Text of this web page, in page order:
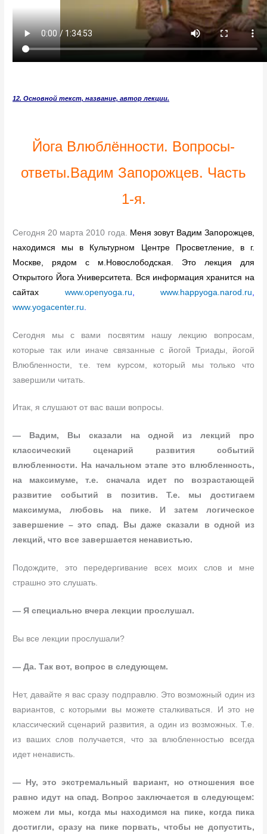
12. Основной текст, название, автор лекции.
Йога Влюблённости. Вопросы-
ответы.Вадим Запорожцев. Часть
1-я.
Сегодня 20 марта 2010 года. Меня зовут Вадим Запорожцев,
находимся мы в Культурном Центре Просветление, в г.
Москве, рядом с м.Новослободская. Это лекция для
Открытого Йога Университета. Вся информация хранится на
сайтах www.openyoga.ru www.happyoga.narod.ru
www.yogacenter.ru
Сегодня мы с вами посвятим нашу лекцию вопросам,
которые так или иначе связанные с йогой Триады, йогой
Влюбленности, т.е. тем курсом, который мы только что
завершили читать.
Итак, я слушают от вас ваши вопросы.
— Вадим, Вы сказали на одной из лекций про
классический сценарий развития событий
влюбленности. На начальном этапе это влюбленность,
на максимуме, т.е. сначала идет по возрастающей
развитие событий в позитив. Т.е. мы достигаем
максимума, любовь на пике. И затем логическое
завершение – это спад. Вы даже сказали в одной из
лекций, что все завершается ненавистью.
Подождите, это передергивание всех моих слов и мне
страшно это слушать.
— Я специально вчера лекции прослушал.
Вы все лекции прослушали?
— Да. Так вот, вопрос в следующем.
Нет, давайте я вас сразу подправлю. Это возможный один из
вариантов, с которыми вы можете сталкиваться. И это не
классический сценарий развития, а один из возможных. Т.е.
из ваших слов получается, что за влюбленностью всегда
идет ненависть.
— Ну, это экстремальный вариант, но отношения все
равно идут на спад. Вопрос заключается в следующем:
можем ли мы, когда мы находимся на пике, когда пика
достигли, сразу на пике порвать, чтобы не допустить,